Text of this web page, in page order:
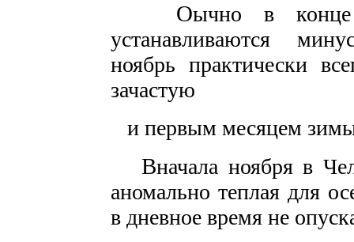
Оычно в
устанавливаются
ноябрь практически
зачастую
и первым месяцем
Вначала ноября в
аномально теплая для
в дневное время не